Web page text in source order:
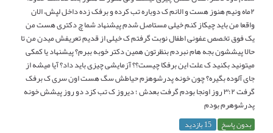
۲ماه ونیم هنوز هست و الانم ک دوباره تب کرده و برفک زده داخل لپش، الان
واقعا من باید چیکاز کنم خیلی مستاصل شدم پیشنهاد شما چ دکتری هست من
یک فوق تخصص عفونی اطفال نوبت گرفتم ک خیلی از قدیم تعریفش میدن من تا
حالا پیششون بجه هام نبردم بنظرتون همین دکتر خوبه ببرم؟ پیشنهاد یا کمکی
میتونید بکنید ک علت این برفکا چیست؟؟ آزمایشی چیزی باید داد؟ آیا میشه از
جای آلوده بگیره؟ چون خونه پدرشوهزم حیاطش سگ هست اون سری ک برفک
گرفت ۲؛۳ روز اونجا بودم گرفت بعدش ؛ دیروز ک تب کزد دو روز پیشش خونه
پدرشوهرم بودم
بدون پاسخ 15 بازدید